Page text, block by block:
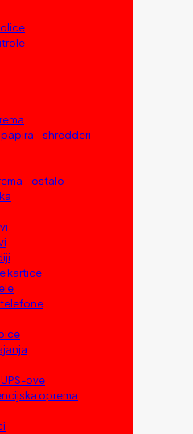
– shredderi
– ostalo
kartice
ove
oprema